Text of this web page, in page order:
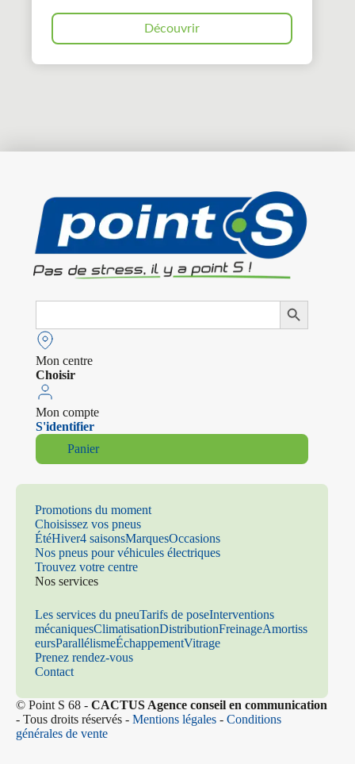
Découvrir
Search
Search Button
Mon centre
Choisir
Mon compte
S'identifier
Panier
Promotions du moment
Choisissez vos pneus
ÉtéHiver4 saisonsMarquesOccasions
Nos pneus pour véhicules électriques
Trouvez votre centre
Nos services
Les services du pneuTarifs de poseInterventions
mécaniquesClimatisationDistributionFreinageAmortiss
eursParallélismeÉchappementVitrage
Prenez rendez-vous
Contact
© Point S 68 - CACTUS Agence conseil en communication
- Tous droits réservés - Mentions légales - Conditions
générales de vente